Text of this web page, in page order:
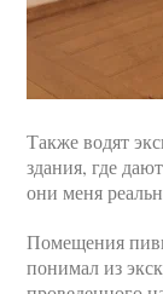
Также водят
здания, где
они меня
Помещения
понимал из